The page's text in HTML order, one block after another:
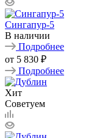
Сингапур-5
В наличии
Подробнее
от 5 830 ₽
Подробнее
Хит
Советуем